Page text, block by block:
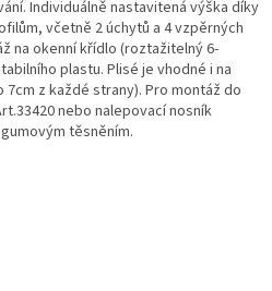
Individuálně nastavitená výška díky
včetně 2 úchytů a 4 vzpěrných
na okenní křídlo (roztažitelný 6-
plastu. Plisé je vhodné i na
7cm z každé strany). Pro montáž do
nebo nalepovací nosník
těsněním.